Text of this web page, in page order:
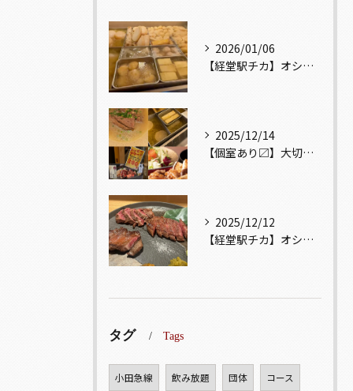
2026/01/06
【経堂駅チカ】オシャレ居酒屋🏮出汁が美味しいおでんがオススメ...
2025/12/14
【個室あり〼】大切な記念日、お祝い事でのご来店ぜひお待ちして...
2025/12/12
【経堂駅チカ】オシャレ居酒屋🏮自慢のお肉が楽しめる🐃お得なコ...
タグ Tags
小田急線 飲み放題 団体 コース